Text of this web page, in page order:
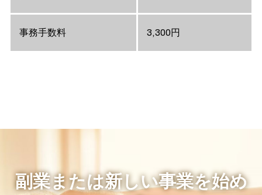
事務手数料 3,300円
副業または新しい事業を始め